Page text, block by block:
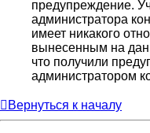
предупреждение.
администратора
имеет никакого
вынесенным на
что получили
администратором
Вернуться к началу